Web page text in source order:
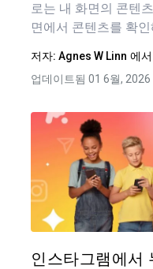
로는 내 화면의 콘텐
면에서 콘텐츠를 확
저자: Agnes W Linn 에서
업데이트됨 01 6월, 2026
인스타그램에서